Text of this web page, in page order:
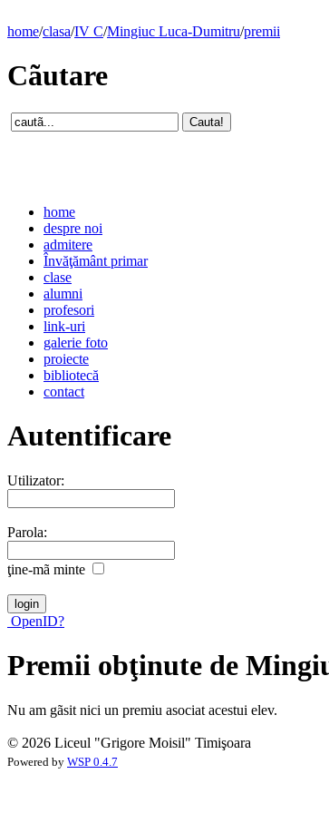
home/clasa/IV C/Mingiuc Luca-Dumitru/premii
Cãutare
home
despre noi
admitere
Învăţământ primar
clase
alumni
profesori
link-uri
galerie foto
proiecte
bibliotecă
contact
Autentificare
Utilizator:
Parola:
ţine-mã minte
OpenID?
Premii obţinute de
Nu am gãsit nici un premiu asociat acestui elev.
© 2026 Liceul "Grigore Moisil" Timişoara
Powered by WSP 0.4.7